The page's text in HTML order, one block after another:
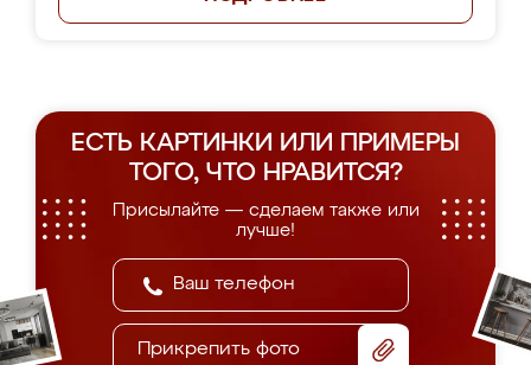
ЕСТЬ КАРТИНКИ ИЛИ ПРИМЕРЫ
ТОГО, ЧТО НРАВИТСЯ?
Присылайте — сделаем также или
лучше!
Прикрепить фото